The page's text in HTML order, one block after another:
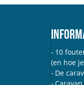
10
(en hoe
De